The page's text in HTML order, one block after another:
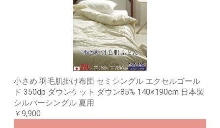
小さめ 羽毛肌掛け布団 セミシングル エクセルゴール
ド 350dp ダウンケット ダウン85% 140×190cm 日本製
シルバーシングル 夏用
￥9,900